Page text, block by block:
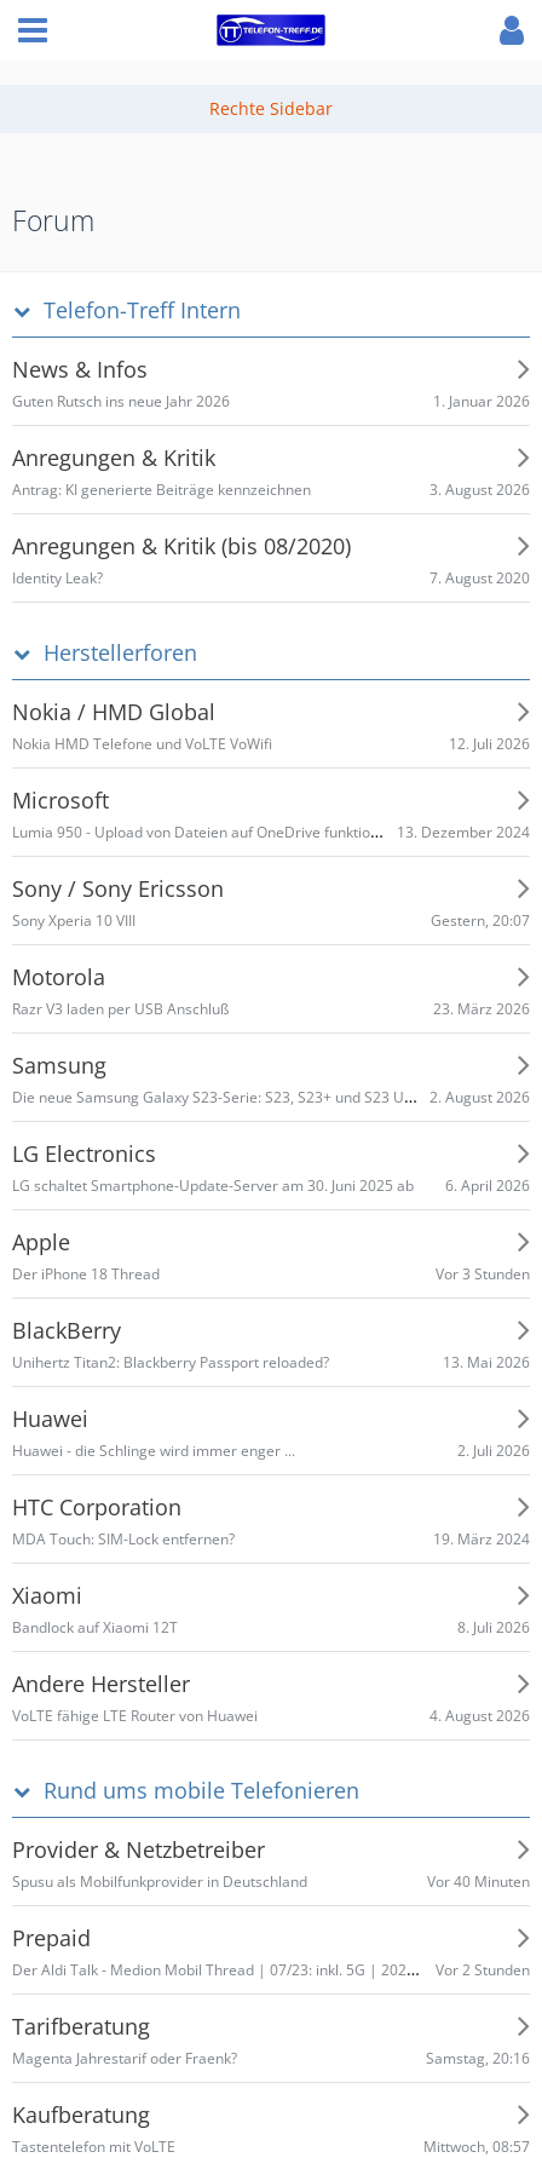
Forum
Telefon-Treff Intern
News & Infos
Guten Rutsch ins neue Jahr 2026 1. Januar 2026
Anregungen & Kritik
Antrag: KI generierte Beiträge kennzeichnen 3. August 2026
Anregungen & Kritik (bis 08/2020)
Identity Leak? 7. August 2020
Herstellerforen
Nokia / HMD Global
Nokia HMD Telefone und VoLTE VoWifi 12. Juli 2026
Microsoft
Lumia 950 - Upload von Dateien auf OneDrive funktioniert nicht mehr 13. Dezember 2024
Sony / Sony Ericsson
Sony Xperia 10 VIII Gestern, 20:07
Motorola
Razr V3 laden per USB Anschluß 23. März 2026
Samsung
Die neue Samsung Galaxy S23-Serie: S23, S23+ und S23 Ultra 2. August 2026
LG Electronics
LG schaltet Smart­phone-Update-Server am 30. Juni 2025 ab 6. April 2026
Apple
Der iPhone 18 Thread Vor 3 Stunden
BlackBerry
Unihertz Titan2: Blackberry Passport reloaded? 13. Mai 2026
Huawei
Huawei - die Schlinge wird immer enger ... 2. Juli 2026
HTC Corporation
MDA Touch: SIM-Lock entfernen? 19. März 2024
Xiaomi
Bandlock auf Xiaomi 12T 8. Juli 2026
Andere Hersteller
VoLTE fähige LTE Router von Huawei 4. August 2026
Rund ums mobile Telefonieren
Provider & Netzbetreiber
Spusu als Mobilfunkprovider in Deutschland Vor 40 Minuten
Prepaid
Der Aldi Talk - Medion Mobil Thread | 07/23: inkl. 5G | 2025: Unlimited & Jahrespakete Vor 2 Stunden
Tarifberatung
Magenta Jahrestarif oder Fraenk? Samstag, 20:16
Kaufberatung
Tastentelefon mit VoLTE Mittwoch, 08:57